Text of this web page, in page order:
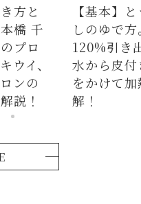
方と
橋 千
プロ
ウイ、
ンの
説！
【基本】
しのゆで
120%引き
水から皮
をかけて
解！